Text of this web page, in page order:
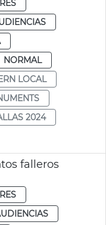
NORMAL
LOCAL
2024
falleros